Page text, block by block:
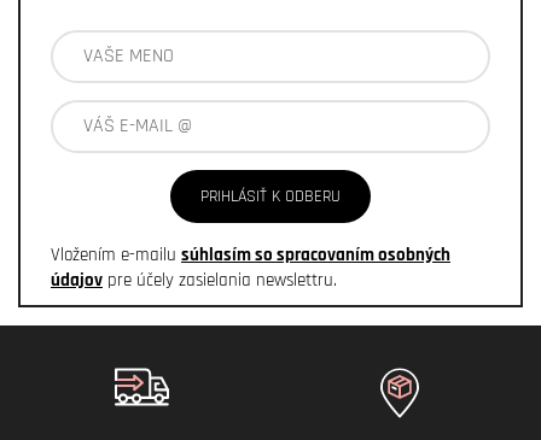
PRIHLÁSIŤ K ODBERU
Vložením e-mailu súhlasím so spracovaním osobných
údajov pre účely zasielania newslettru.